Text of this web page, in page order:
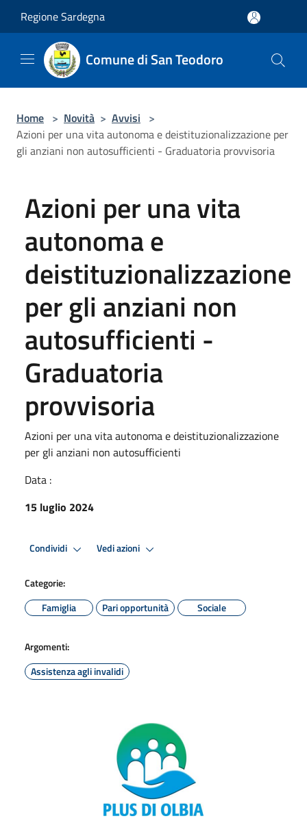
Regione Sardegna
Comune di San Teodoro
Home > Novità > Avvisi >
Azioni per una vita autonoma e deistituzionalizzazione per
gli anziani non autosufficienti - Graduatoria provvisoria
Azioni per una vita
autonoma e
deistituzionalizzazione
per gli anziani non
autosufficienti -
Graduatoria
provvisoria
Azioni per una vita autonoma e deistituzionalizzazione
per gli anziani non autosufficienti
Data :
15 luglio 2024
Condividi Vedi azioni
Categorie:
Famiglia
Pari opportunità Sociale
Argomenti:
Assistenza agli invalidi